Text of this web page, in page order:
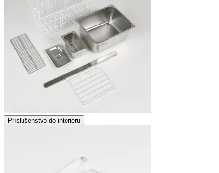
Príslušenstvo do interiéru